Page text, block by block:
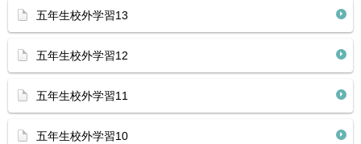
五年生校外学習13
五年生校外学習12
五年生校外学習11
五年生校外学習10